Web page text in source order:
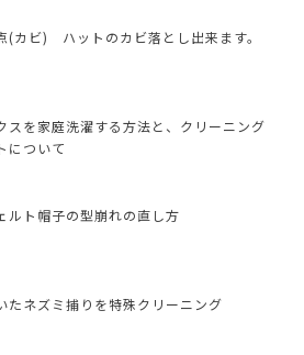
(カビ) ハットのカビ落とし出来ます。
スを家庭洗濯する方法と、クリーニング
について
ルト帽子の型崩れの直し方
たネズミ捕りを特殊クリーニング